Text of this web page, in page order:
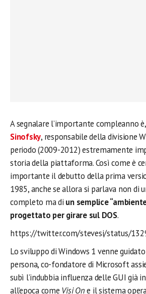
A segnalare l’importante compleanno
Sinofsky, responsabile della divisione
periodo (2009-2012) estremamente
storia della piattaforma. Così come è
importante il debutto della prima
1985, anche se allora si parlava non di
completo ma di un semplice
progettato per girare sul DOS.
https://twitter.com/stevesi/status/
Lo sviluppo di Windows 1 venne
persona, co-fondatore di Microsoft
subì l’indubbia influenza delle GUI già
all’epoca come Visi One il sistema